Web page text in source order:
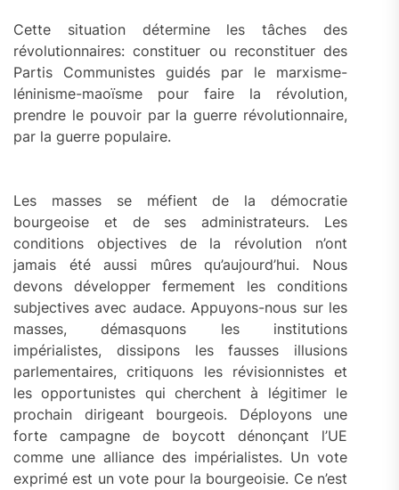
Cette situation détermine les tâches des
révolutionnaires: constituer ou reconstituer des
Partis Communistes guidés par le marxisme-
léninisme-maoïsme pour faire la révolution,
prendre le pouvoir par la guerre révolutionnaire,
par la guerre populaire.
Les masses se méfient de la démocratie
bourgeoise et de ses administrateurs. Les
conditions objectives de la révolution n’ont
jamais été aussi mûres qu’aujourd’hui. Nous
devons développer fermement les conditions
subjectives avec audace. Appuyons-nous sur les
masses, démasquons les institutions
impérialistes, dissipons les fausses illusions
parlementaires, critiquons les révisionnistes et
les opportunistes qui cherchent à légitimer le
prochain dirigeant bourgeois. Déployons une
forte campagne de boycott dénonçant l’UE
comme une alliance des impérialistes. Un vote
exprimé est un vote pour la bourgeoisie. Ce n’est